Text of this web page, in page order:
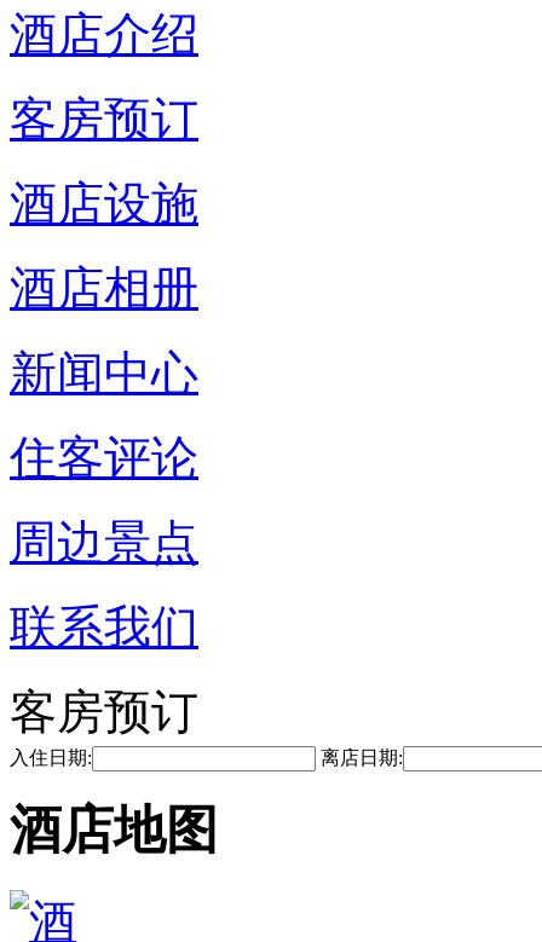
酒店介绍
客房预订
酒店设施
酒店相册
新闻中心
住客评论
周边景点
联系我们
客房预订
入住日期: 离店日期:
酒店地图